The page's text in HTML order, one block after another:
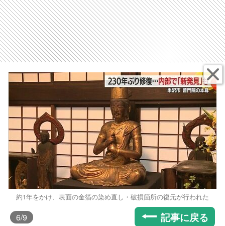
約1年をかけ、表面の金箔の染め直し・破損箇所の復元が行われた
6/9 記事に戻る